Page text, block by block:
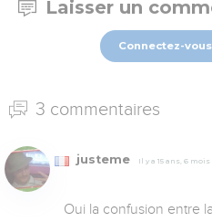
Laisser un
Connectez-
3 commentaires
justeme Il y a 15 ans, 6 mois
Oui la confusion entre